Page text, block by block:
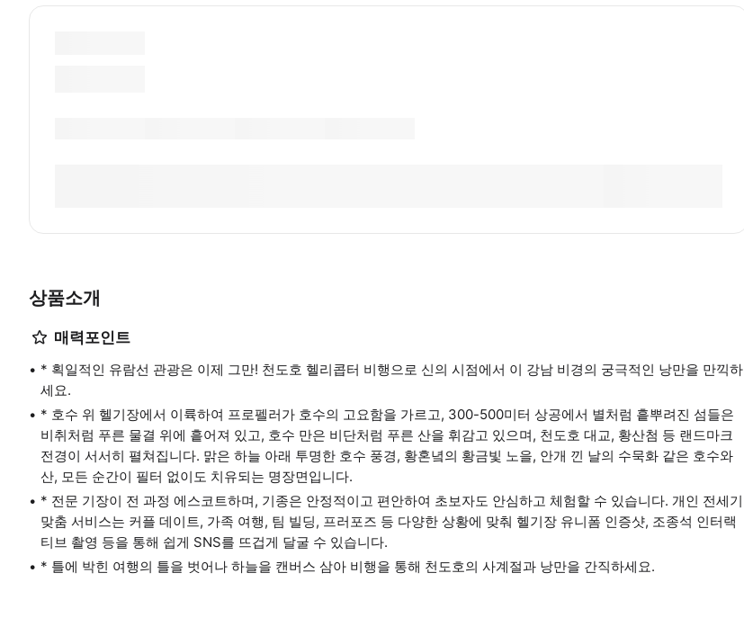
상품소개
매력포인트
* 획일적인 유람선 관광은 이제 그만! 천도호 헬리콥터 비행으로 신의 시점에서 이 강남 비경의 궁극적인 낭만을 만끽하
세요.
* 호수 위 헬기장에서 이륙하여 프로펠러가 호수의 고요함을 가르고, 300-500미터 상공에서 별처럼 흩뿌려진 섬들은
비취처럼 푸른 물결 위에 흩어져 있고, 호수 만은 비단처럼 푸른 산을 휘감고 있으며, 천도호 대교, 황산첨 등 랜드마크
전경이 서서히 펼쳐집니다. 맑은 하늘 아래 투명한 호수 풍경, 황혼녘의 황금빛 노을, 안개 낀 날의 수묵화 같은 호수와
산, 모든 순간이 필터 없이도 치유되는 명장면입니다.
* 전문 기장이 전 과정 에스코트하며, 기종은 안정적이고 편안하여 초보자도 안심하고 체험할 수 있습니다. 개인 전세기
맞춤 서비스는 커플 데이트, 가족 여행, 팀 빌딩, 프러포즈 등 다양한 상황에 맞춰 헬기장 유니폼 인증샷, 조종석 인터랙
티브 촬영 등을 통해 쉽게 SNS를 뜨겁게 달굴 수 있습니다.
* 틀에 박힌 여행의 틀을 벗어나 하늘을 캔버스 삼아 비행을 통해 천도호의 사계절과 낭만을 간직하세요.